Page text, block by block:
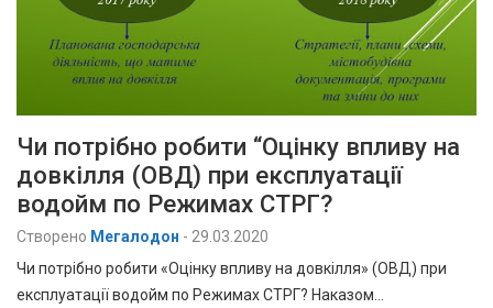
Чи потрібно робити “Оцінку впливу на
довкілля (ОВД) при експлуатації
водойм по Режимах СТРГ?
Створено Мегалодон - 29.03.2020
Чи потрібно робити «Оцінку впливу на довкілля» (ОВД) при
експлуатації водойм по Режимах СТРГ? Наказом…